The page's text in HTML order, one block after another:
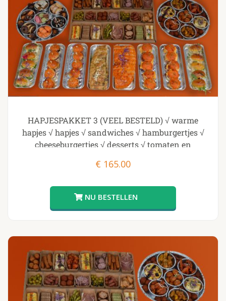
HAPJESPAKKET 3 (VEEL BESTELD) √ warme
hapjes √ hapjes √ sandwiches √ hamburgertjes √
cheeseburgertjes √ desserts √ tomaten en
€ 165.00